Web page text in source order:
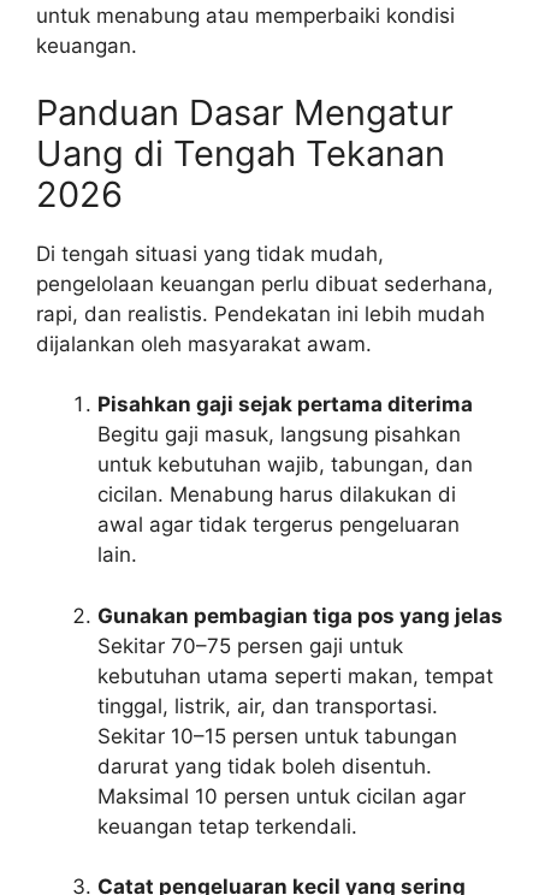
untuk menabung atau memperbaiki kondisi
keuangan.
Panduan Dasar Mengatur
Uang di Tengah Tekanan
2026
Di tengah situasi yang tidak mudah,
pengelolaan keuangan perlu dibuat sederhana,
rapi, dan realistis. Pendekatan ini lebih mudah
dijalankan oleh masyarakat awam.
Pisahkan gaji sejak pertama diterima
Begitu gaji masuk, langsung pisahkan
untuk kebutuhan wajib, tabungan, dan
cicilan. Menabung harus dilakukan di
awal agar tidak tergerus pengeluaran
lain.
Gunakan pembagian tiga pos yang jelas
Sekitar 70–75 persen gaji untuk
kebutuhan utama seperti makan, tempat
tinggal, listrik, air, dan transportasi.
Sekitar 10–15 persen untuk tabungan
darurat yang tidak boleh disentuh.
Maksimal 10 persen untuk cicilan agar
keuangan tetap terkendali.
Catat pengeluaran kecil yang sering